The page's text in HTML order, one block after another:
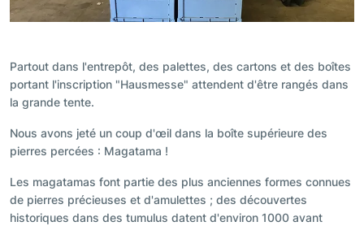
Partout dans l'entrepôt, des palettes, des cartons et des boîtes
portant l'inscription "Hausmesse" attendent d'être rangés dans
la grande tente.
Nous avons jeté un coup d'œil dans la boîte supérieure des
pierres percées : Magatama !
Les magatamas font partie des plus anciennes formes connues
de pierres précieuses et d'amulettes ; des découvertes
historiques dans des tumulus datent d'environ 1000 avant